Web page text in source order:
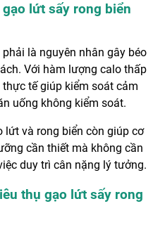
lứt sấy rong biển
là nguyên nhân gây béo
Với hàm lượng calo thấp
tế giúp kiểm soát cảm
uống không kiểm soát.
lứt và rong biển còn giúp cơ
cần thiết mà không cần
duy trì cân nặng lý tưởng.
thụ gạo lứt sấy rong